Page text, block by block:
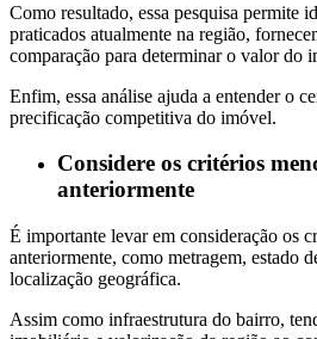
Como resultado, essa pesquisa permite
praticados atualmente na região,
comparação para determinar o valor do
Enfim, essa análise ajuda a entender o
precificação competitiva do imóvel.
Considere os critérios
anteriormente
É importante levar em consideração os
anteriormente, como metragem, estado
localização geográfica.
Assim como infraestrutura do bairro,